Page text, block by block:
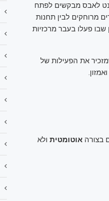
לאבס מבקשים לפתח
מרוחקים לבין תחנות
שבו פעלו בעבר מרכזיות
את הפעילות של
בצורה אוטומטיתולא